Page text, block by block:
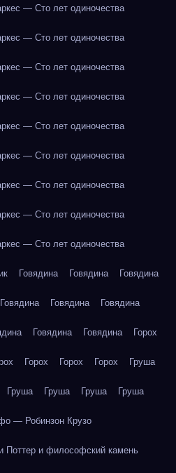
— Сто лет одиночества
— Сто лет одиночества
— Сто лет одиночества
— Сто лет одиночества
— Сто лет одиночества
— Сто лет одиночества
— Сто лет одиночества
— Сто лет одиночества
— Сто лет одиночества
Говядина Говядина Говядина
Говядина Говядина Говядина
Говядина Говядина Горох
Горох Горох Горох Груша
Груша Груша Груша Груша
— Робинзон Крузо
Поттер и философский камень